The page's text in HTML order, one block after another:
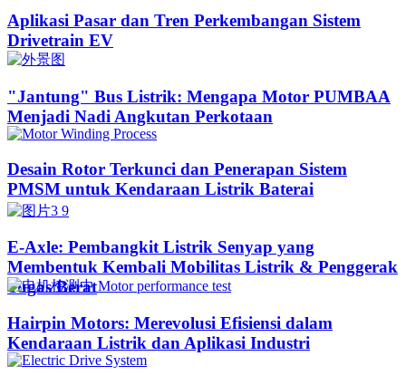
Aplikasi Pasar dan Tren Perkembangan Sistem
Drivetrain EV
"Jantung" Bus Listrik: Mengapa Motor PUMBAA
Menjadi Nadi Angkutan Perkotaan
Desain Rotor Terkunci dan Penerapan Sistem
PMSM untuk Kendaraan Listrik Baterai
E-Axle: Pembangkit Listrik Senyap yang
Membentuk Kembali Mobilitas Listrik & Penggerak
Tugas Berat
Hairpin Motors: Merevolusi Efisiensi dalam
Kendaraan Listrik dan Aplikasi Industri